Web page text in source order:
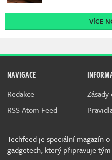
VÍCE
NAVIGACE
Redakce
RSS Atom Feed
Techfeed je speciální magazín
gadgetech, který připravuje tým